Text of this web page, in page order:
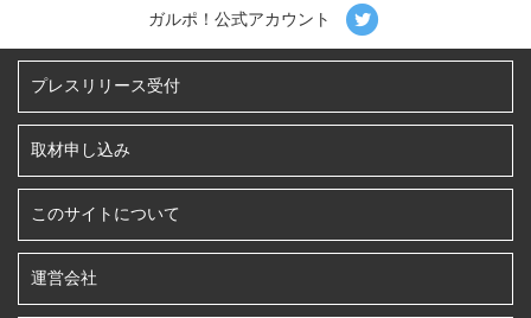
ガルポ！公式アカウント
プレスリリース受付
取材申し込み
このサイトについて
運営会社